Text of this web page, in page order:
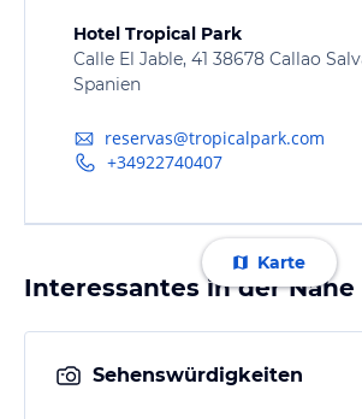
Hotel Tropical Park
Calle El Jable, 41 38678 Callao
Spanien
reservas@tropicalpark.com
+34922740407
Karte
Interessantes in der Nähe
Sehenswürdigkeiten